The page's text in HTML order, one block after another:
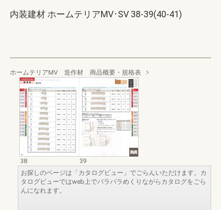
内装建材 ホームテリアMV･SV 38-39(40-41)
ホームテリアMV 造作材 商品概要・規格表
38
39
お探しのページは「カタログビュー」でごらんいただけます。カ
タログビューではweb上でパラパラめくりながらカタログをごら
んになれます。